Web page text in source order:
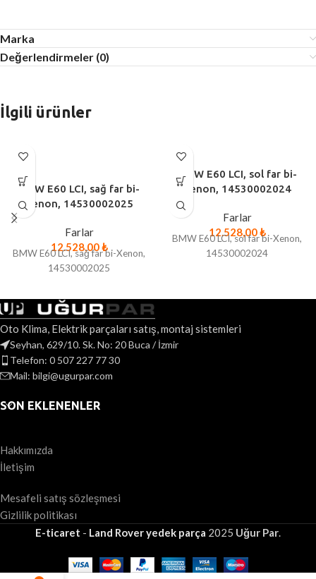
Marka
Değerlendirmeler (0)
İlgili ürünler
BMW E60 LCI, sağ far bi-
Xenon, 14530002025
Farlar
12.528,00₺
BMW E60 LCI, sağ far bi-Xenon,
14530002025
BMW E60 LCI, sol far bi-
Xenon, 14530002024
Farlar
12.528,00₺
BMW E60 LCI, sol far bi-Xenon,
14530002024
Oto Klima, Elektrik parçaları satış, montaj sistemleri
Seyhan, 629/10. Sk. No: 20 Buca / İzmir
Telefon: 0 507 227 77 30
Mail: bilgi@ugurpar.com
SON EKLENENLER
Hakkımızda
İletişim
Mesafeli satış sözleşmesi
Gizlilik politikası
E-ticaret - Land Rover yedek parça 2025 Uğur Par.